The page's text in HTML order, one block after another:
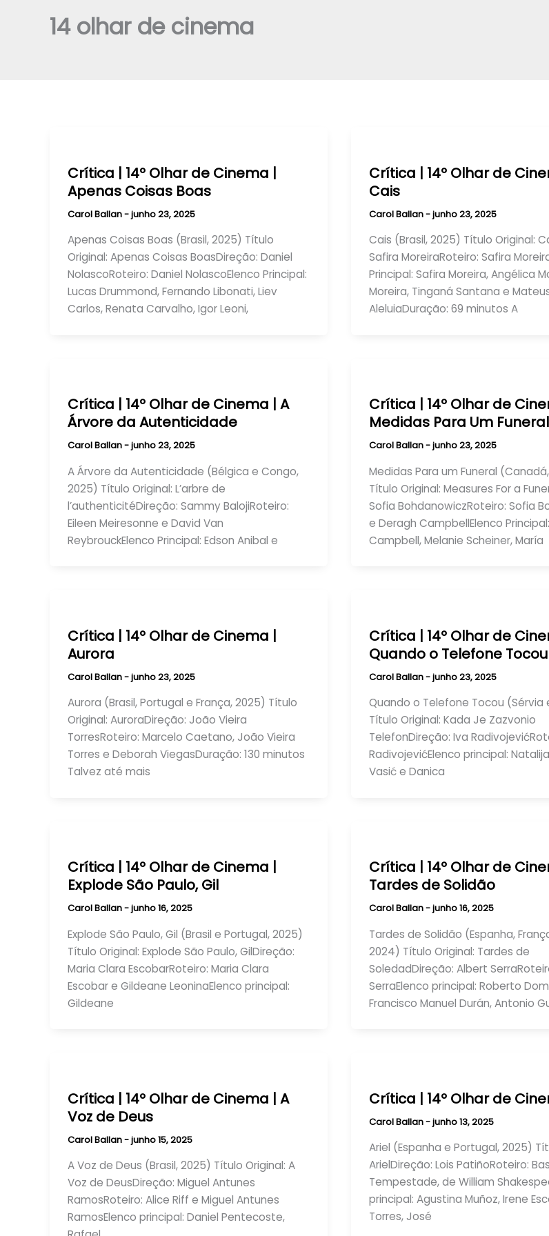
14 olhar de cinema
Crítica | 14º Olhar de Cinema |
Apenas Coisas Boas
Carol Ballan-junho 23, 2025
Apenas Coisas Boas (Brasil, 2025) Título
Original: Apenas Coisas BoasDireção: Daniel
NolascoRoteiro: Daniel NolascoElenco Principal:
Lucas Drummond, Fernando Libonati, Liev
Carlos, Renata Carvalho, Igor Leoni,
Crítica | 14º Olhar de
Cais
Carol Ballan-junho 23, 2025
Cais (Brasil, 2025) Título Original:
Safira MoreiraRoteiro: Safira
Principal: Safira Moreira, Angélica
Moreira, Tinganá Santana e
AleluiaDuração: 69 minutos A
Crítica | 14º Olhar de Cinema | A
Árvore da Autenticidade
Carol Ballan-junho 23, 2025
A Árvore da Autenticidade (Bélgica e Congo,
2025) Título Original: L’arbre de
l’authenticitéDireção: Sammy BalojiRoteiro:
Eileen Meiresonne e David Van
ReybrouckElenco Principal: Edson Anibal e
Crítica | 14º Olhar de
Medidas Para Um Funeral
Carol Ballan-junho 23, 2025
Medidas Para um Funeral
Título Original: Measures For a
Sofia BohdanowiczRoteiro: Sofia
e Deragh CampbellElenco
Campbell, Melanie Scheiner, María
Crítica | 14º Olhar de Cinema |
Aurora
Carol Ballan-junho 23, 2025
Aurora (Brasil, Portugal e França, 2025) Título
Original: AuroraDireção: João Vieira
TorresRoteiro: Marcelo Caetano, João Vieira
Torres e Deborah ViegasDuração: 130 minutos
Talvez até mais
Crítica | 14º Olhar de
Quando o Telefone Tocou
Carol Ballan-junho 23, 2025
Quando o Telefone Tocou (Sérvia
Título Original: Kada Je Zazvonio
TelefonDireção: Iva
RadivojevićElenco principal:
Vasić e Danica
Crítica | 14º Olhar de Cinema |
Explode São Paulo, Gil
Carol Ballan-junho 16, 2025
Explode São Paulo, Gil (Brasil e Portugal, 2025)
Título Original: Explode São Paulo, GilDireção:
Maria Clara EscobarRoteiro: Maria Clara
Escobar e Gildeane LeoninaElenco principal:
Gildeane
Crítica | 14º Olhar de
Tardes de Solidão
Carol Ballan-junho 16, 2025
Tardes de Solidão (Espanha,
2024) Título Original: Tardes de
SoledadDireção: Albert
SerraElenco principal: Roberto
Francisco Manuel Durán, Antonio
Crítica | 14º Olhar de Cinema | A
Voz de Deus
Carol Ballan-junho 15, 2025
A Voz de Deus (Brasil, 2025) Título Original: A
Voz de DeusDireção: Miguel Antunes
RamosRoteiro: Alice Riff e Miguel Antunes
RamosElenco principal: Daniel Pentecoste,
Crítica | 14º Olhar de
Carol Ballan-junho 13, 2025
Ariel (Espanha e Portugal, 2025)
ArielDireção: Lois PatiñoRoteiro:
Tempestade, de William
principal: Agustina Muñoz, Irene
Torres, José